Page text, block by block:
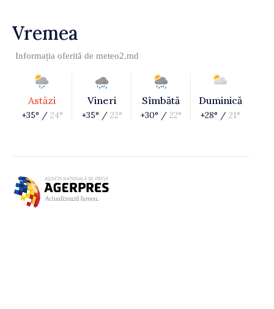
Vremea
Informația oferită de meteo2.md
Astăzi
+35° / 24°
Vineri
+35° / 22°
Sîmbătă
+30° / 22°
Duminică
+28° / 21°